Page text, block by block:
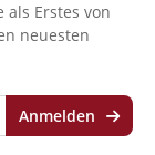
Erstes von
neuesten
Anmelden